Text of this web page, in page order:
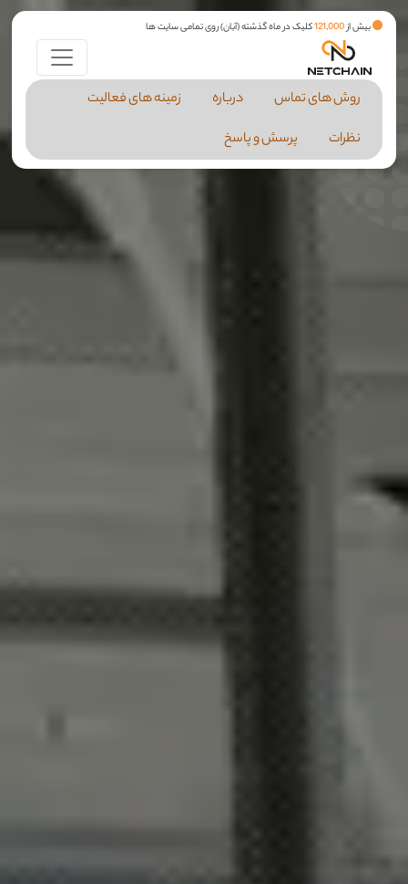
بیش از121,000کلیک در ماه گذشته (آبان) روی تمامی سایت ها
روش های تماس درباره
زمینه های فعالیت
نظرات
پرسش و پاسخ